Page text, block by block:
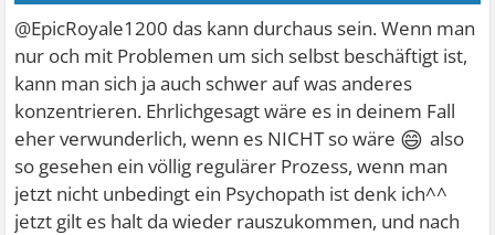
@EpicRoyale1200 das kann durchaus sein. Wenn man
nur och mit Problemen um sich selbst beschäftigt ist,
kann man sich ja auch schwer auf was anderes
konzentrieren. Ehrlichgesagt wäre es in deinem Fall
eher verwunderlich, wenn es NICHT so wäre 😄 also
so gesehen ein völlig regulärer Prozess, wenn man
jetzt nicht unbedingt ein Psychopath ist denk ich^^
jetzt gilt es halt da wieder rauszukommen, und nach